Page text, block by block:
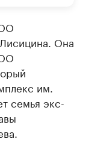
Она
им.
семья экс-